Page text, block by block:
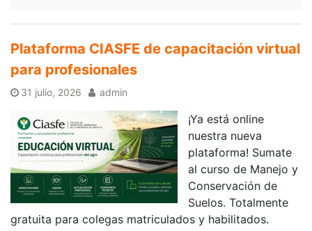
Plataforma CIASFE de capacitación virtual
para profesionales
31 julio, 2026 admin
¡Ya está online
nuestra nueva
plataforma! Sumate
al curso de Manejo y
Conservación de
Suelos. Totalmente
gratuita para colegas matriculados y habilitados.